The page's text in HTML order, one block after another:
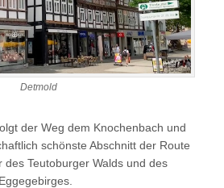
Detmold
der Weg dem Knochenbach und
schönste Abschnitt der Route
des Teutoburger Walds und des
Eggegebirges.